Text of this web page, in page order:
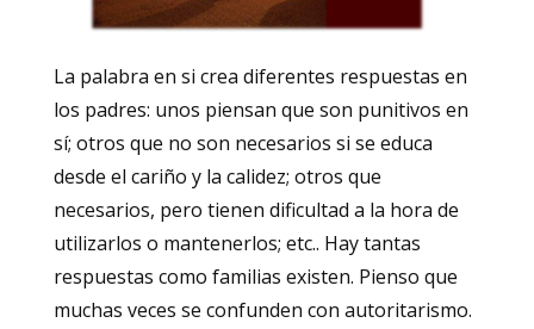
La palabra en si crea diferentes respuestas en
los padres: unos piensan que son punitivos en
sí; otros que no son necesarios si se educa
desde el cariño y la calidez; otros que
necesarios, pero tienen dificultad a la hora de
utilizarlos o mantenerlos; etc.. Hay tantas
respuestas como familias existen. Pienso que
muchas veces se confunden con autoritarismo.